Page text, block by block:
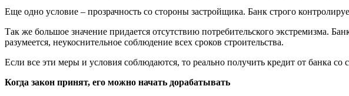
Еще одно условие – прозрачность со стороны застройщика. Банк строго
Так же большое значение придается отсутствию потребительского экстремизма.
разумеется, неукоснительное соблюдение всех сроков строительства.
Если все эти меры и условия соблюдаются, то реально получить кредит от банка со
Когда закон принят, его можно начать дорабатывать